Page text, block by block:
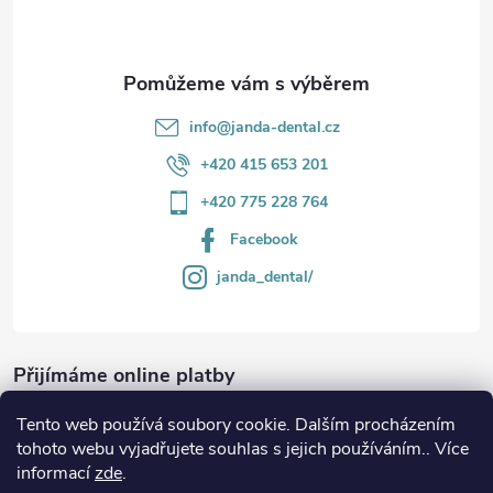
Tento web používá soubory cookie. Dalším procházením
tohoto webu vyjadřujete souhlas s jejich používáním.. Více
informacízde.
info@janda-dental.cz
+420 415 653 201
+420 775 228 764
Facebook
janda_dental/
Přijímáme online platby